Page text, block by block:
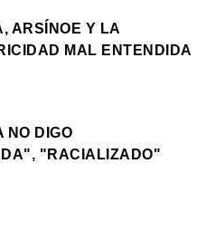
ARSÍNOE Y LA
MAL ENTENDIDA
NO DIGO
"RACIALIZADO"